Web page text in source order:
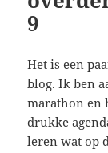
9
Het is een
blog. Ik ben
marathon en
drukke
leren wat op